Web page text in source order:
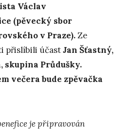
Václav
(pěvecký sbor
v Praze).Ze
přislíbili účastJan Šťastný,
skupina Průdušky.
večera bude zpěvačka
je připravován